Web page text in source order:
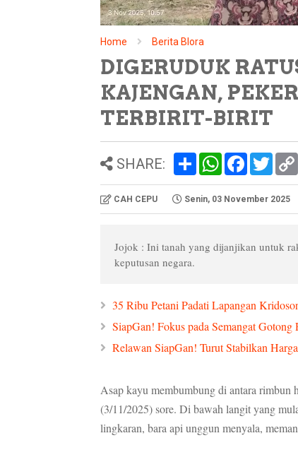
Home Berita Blora
DIGERUDUK
KAJENGAN,
TERBIRIT-BIRIT
SHARE:
e
W
s
A
b
o
t
e
CAH CEPU Senin, 03 November 2025
Jojok : Ini tanah yang dijanjikan untuk
keputusan negara.
35 Ribu Petani Padati Lapangan
SiapGan! Fokus pada Semangat Gotong
Relawan SiapGan! Turut Stabilkan
Asap kayu membumbung di antara rimbun
(3/11/2025) sore. Di bawah langit yang
lingkaran, bara api unggun menyala,